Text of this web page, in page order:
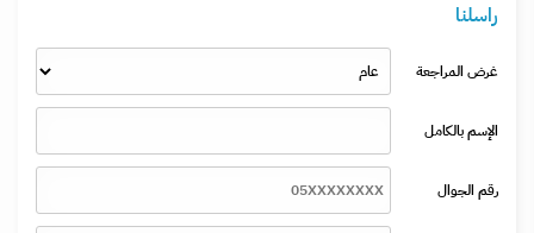
راسلنا
غرض المراجعة
الإسم بالكامل
رقم الجوال